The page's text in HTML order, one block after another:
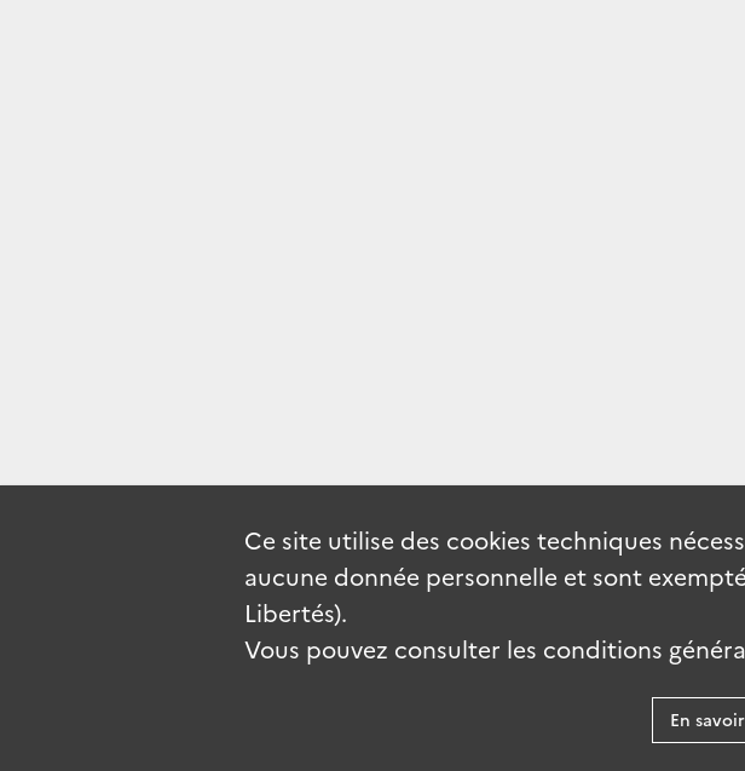
Ce site utilise des cookies techniques
aucune donnée personnelle et sont
Libertés).
Vous pouvez consulter les conditions
En